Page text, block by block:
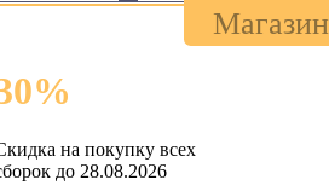
Магазин
%
на покупку всех
до 28.08.2026